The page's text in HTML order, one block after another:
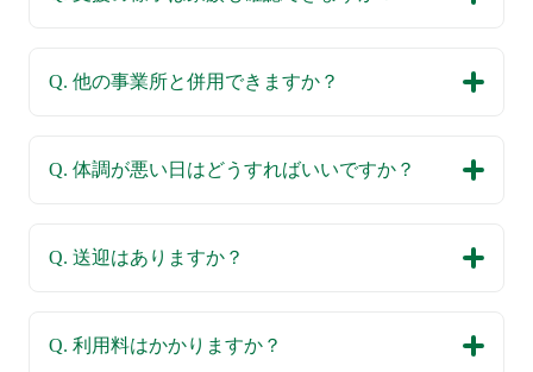
Q. 他の事業所と併用できますか？
Q. 体調が悪い日はどうすればいいですか？
Q. 送迎はありますか？
Q. 利用料はかかりますか？